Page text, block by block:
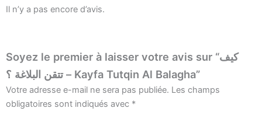
Il n’y a pas encore d’avis.
Soyez le premier à laisser votre avis sur “كيف
تتقن البلاغة ؟ – Kayfa Tutqin Al Balagha”
Votre adresse e-mail ne sera pas publiée. Les champs
obligatoires sont indiqués avec *